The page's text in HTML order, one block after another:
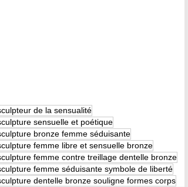
de la sensualité
sensuelle et poétique
bronze femme séduisante
femme libre et sensuelle bronze
femme contre treillage dentelle bronze
femme séduisante symbole de liberté
dentelle bronze souligne formes corps